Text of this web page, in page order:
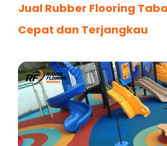
Jual Rubber Flooring
Cepat dan Terjangkau